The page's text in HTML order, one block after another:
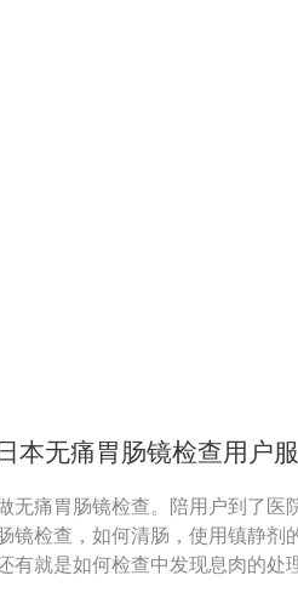
本无痛胃肠镜检查用户
无痛胃肠镜检查。陪用户到了医
镜检查，如何清肠，使用镇静剂
有就是如何检查中发现息肉的处